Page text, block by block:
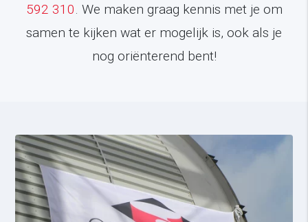
592 310. We maken graag kennis met je om
samen te kijken wat er mogelijk is, ook als je
nog oriënterend bent!